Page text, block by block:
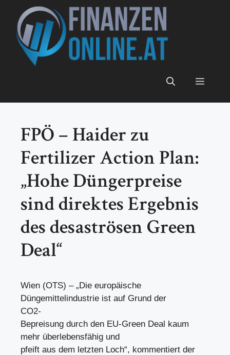
Inhalt
springen
Menü
FPÖ – Haider zu
Fertilizer Action Plan:
„Hohe Düngerpreise
sind direktes Ergebnis
des desaströsen Green
Deal“
Wien (OTS) – „Die europäische
Düngemittelindustrie ist auf Grund der
CO2-
Bepreisung durch den EU-Green Deal kaum
mehr überlebensfähig und
pfeift aus dem letzten Loch“, kommentiert der